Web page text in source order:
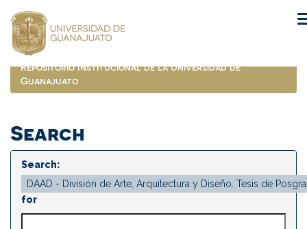
navigation
Repositorio Institucional de la Universidad de
Guanajuato
Search
Search:
for